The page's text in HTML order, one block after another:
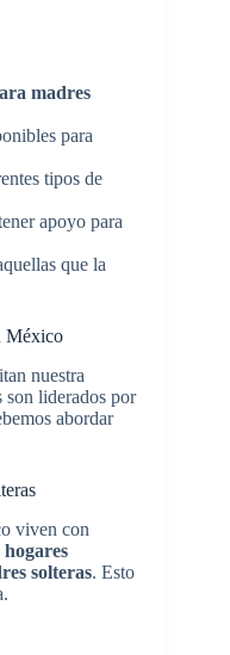
madres
para
tipos de
apoyo para
que la
México
nuestra
son liderados por
abordar
viven con
solteras. Esto